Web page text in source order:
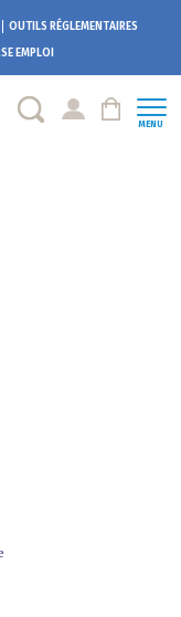
OUTILS RÉGLEMENTAIRES
EMPLOI
MENU